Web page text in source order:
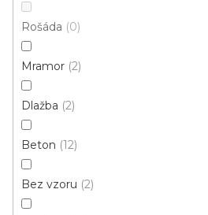
Rošáda 0
Mramor 2
Dlažba 2
Beton 12
Bez vzoru 2
PVC podlaha TERRA T6
497 Kč/ m2
2 m